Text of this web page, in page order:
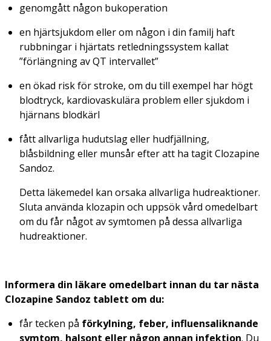
genomgått någon bukoperation
en hjärtsjukdom eller om någon i din familj haft
rubbningar i hjärtats retledningssystem kallat
”förlängning av QT intervallet”
en ökad risk för stroke, om du till exempel har högt
blodtryck, kardiovaskulära problem eller sjukdom i
hjärnans blodkärl
fått allvarliga hudutslag eller hudfjällning,
blåsbildning eller munsår efter att ha tagit Clozapine
Sandoz.
Detta läkemedel kan orsaka allvarliga hudreaktioner.
Sluta använda klozapin och uppsök vård omedelbart
om du får något av symtomen på dessa allvarliga
hudreaktioner.
Informera din läkare omedelbart innan du tar nästa
Clozapine Sandoz tablett om du:
får tecken på förkylning, feber, influensaliknande
symtom, halsont eller någon annan infektion. Du